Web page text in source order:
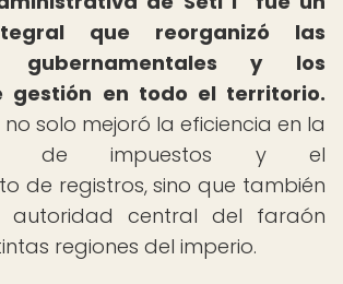
que reorganizó las
gubernamentales y los
gestión en todo el territorio.
solo mejoró la eficiencia en la
de impuestos y el
de registros, sino que también
autoridad central del faraón
regiones del imperio.